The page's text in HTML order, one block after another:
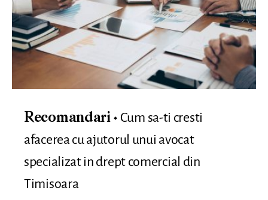
Recomandari
Cum sa-ti cresti
afacerea cu ajutorul unui avocat
specializat in drept comercial din
Timisoara